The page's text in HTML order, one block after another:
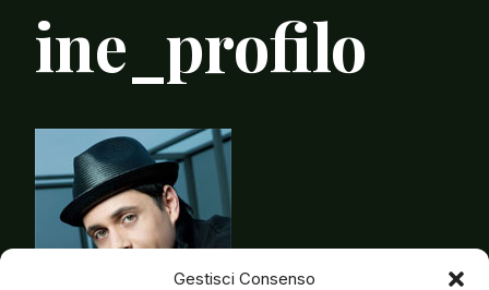
Gestisci Consenso
ine_profilo